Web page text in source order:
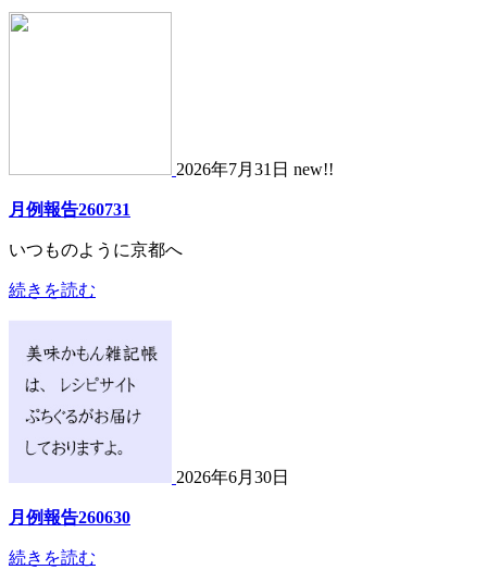
2026年7月31日 new!!
月例報告260731
いつものように京都へ
続きを読む
2026年6月30日
月例報告260630
続きを読む